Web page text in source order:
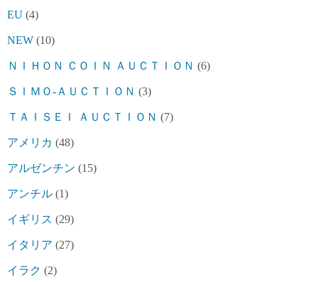
EU (4)
NEW (10)
ＮＩＨＯＮ ＣＯＩＮ ＡＵＣＴＩＯＮ (6)
ＳＩＭＯ-ＡＵＣＴＩＯＮ (3)
ＴＡＩＳＥＩ ＡＵＣＴＩＯＮ (7)
アメリカ (48)
アルゼンチン (15)
アンチル (1)
イギリス (29)
イタリア (27)
イラク (2)